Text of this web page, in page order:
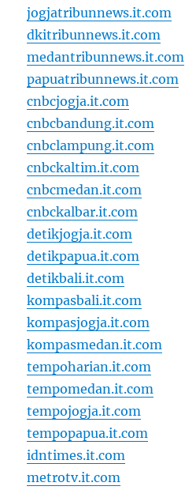
jogjatribunnews.it.com
dkitribunnews.it.com
medantribunnews.it.com
papuatribunnews.it.com
cnbcjogja.it.com
cnbcbandung.it.com
cnbclampung.it.com
cnbckaltim.it.com
cnbcmedan.it.com
cnbckalbar.it.com
detikjogja.it.com
detikpapua.it.com
detikbali.it.com
kompasbali.it.com
kompasjogja.it.com
kompasmedan.it.com
tempoharian.it.com
tempomedan.it.com
tempojogja.it.com
tempopapua.it.com
idntimes.it.com
metrotv.it.com